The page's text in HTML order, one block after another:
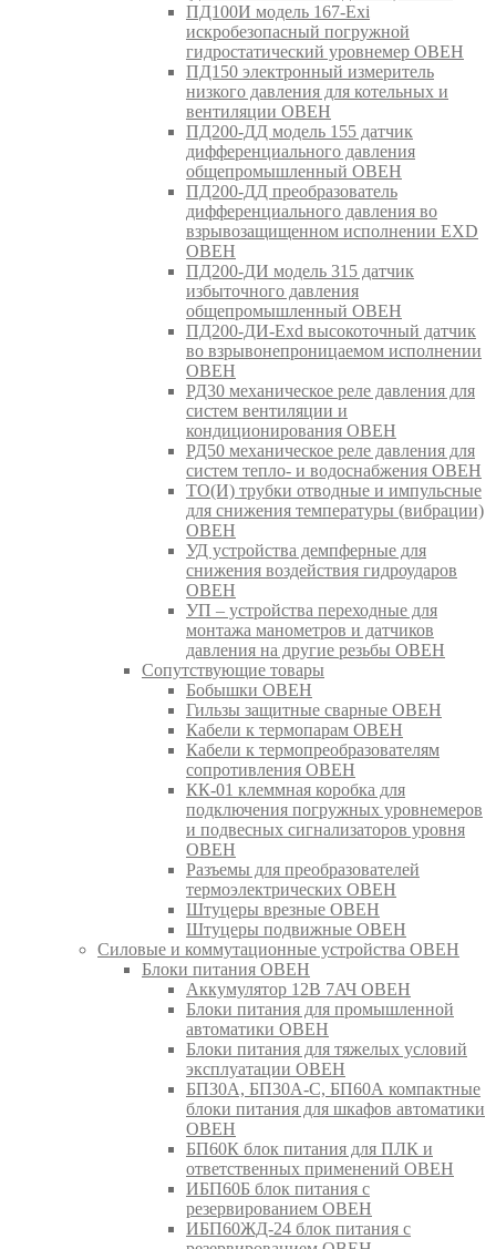
ПД100И модель 167-Exi
искробезопасный погружной
гидростатический уровнемер ОВЕН
ПД150 электронный измеритель
низкого давления для котельных и
вентиляции ОВЕН
ПД200-ДД модель 155 датчик
дифференциального давления
общепромышленный ОВЕН
ПД200-ДД преобразователь
дифференциального давления во
взрывозащищенном исполнении EXD
ОВЕН
ПД200-ДИ модель 315 датчик
избыточного давления
общепромышленный ОВЕН
ПД200-ДИ-Exd высокоточный датчик
во взрывонепроницаемом исполнении
ОВЕН
РД30 механическое реле давления для
систем вентиляции и
кондиционирования ОВЕН
РД50 механическое реле давления для
систем тепло- и водоснабжения ОВЕН
ТО(И) трубки отводные и импульсные
для снижения температуры (вибрации)
ОВЕН
УД устройства демпферные для
снижения воздействия гидроударов
ОВЕН
УП – устройства переходные для
монтажа манометров и датчиков
давления на другие резьбы ОВЕН
Сопутствующие товары
Бобышки ОВЕН
Гильзы защитные сварные ОВЕН
Кабели к термопарам ОВЕН
Кабели к термопреобразователям
сопротивления ОВЕН
КК-01 клеммная коробка для
подключения погружных уровнемеров
и подвесных сигнализаторов уровня
ОВЕН
Разъемы для преобразователей
термоэлектрических ОВЕН
Штуцеры врезные ОВЕН
Штуцеры подвижные ОВЕН
Силовые и коммутационные устройства ОВЕН
Блоки питания ОВЕН
Аккумулятор 12В 7АЧ ОВЕН
Блоки питания для промышленной
автоматики ОВЕН
Блоки питания для тяжелых условий
эксплуатации ОВЕН
БП30А, БП30А-С, БП60А компактные
блоки питания для шкафов автоматики
ОВЕН
БП60К блок питания для ПЛК и
ответственных применений ОВЕН
ИБП60Б блок питания с
резервированием ОВЕН
ИБП60ЖД-24 блок питания с